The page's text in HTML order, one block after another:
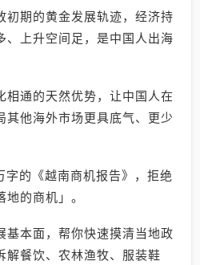
初期的黄金发展轨迹，经济持
、上升空间足，是中国人出海
相通的天然优势，让中国人在
其他海外市场更具底气、更少
的《越南商机报告》，拒绝
的商机」。
基本面，帮你快速摸清当地政
解餐饮、农林渔牧、服装鞋